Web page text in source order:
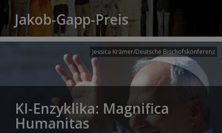
Jakob-Gapp-Preis
Jessica Krämer/Deutsche Bischofskonferenz
KI-Enzyklika: Magnifica
Humanitas